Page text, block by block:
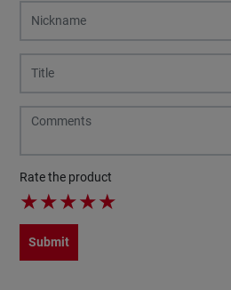
Rate the product
★★★★★
Submit